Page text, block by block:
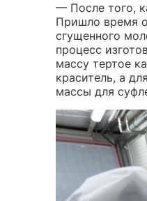
— После того,
Пришло время
сгущенного
процесс
массу тертое
краситель, а
массы для